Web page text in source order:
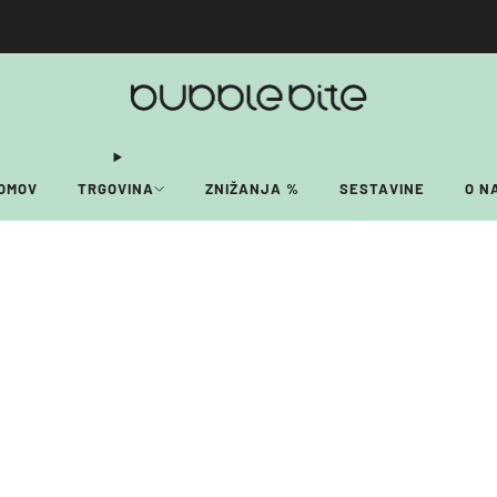
TRGOVINA ZNIŽANJA % SESTAVINE O